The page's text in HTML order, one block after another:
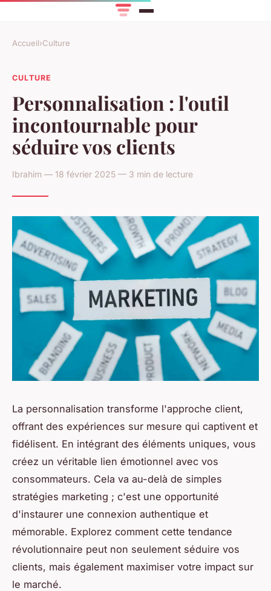
Accueil›Culture
CULTURE
Personnalisation : l'outil
incontournable pour
séduire vos clients
Ibrahim — 18 février 2025 — 3 min de lecture
La personnalisation transforme l'approche client,
offrant des expériences sur mesure qui captivent et
fidélisent. En intégrant des éléments uniques, vous
créez un véritable lien émotionnel avec vos
consommateurs. Cela va au-delà de simples
stratégies marketing ; c'est une opportunité
d'instaurer une connexion authentique et
mémorable. Explorez comment cette tendance
révolutionnaire peut non seulement séduire vos
clients, mais également maximiser votre impact sur
le marché.